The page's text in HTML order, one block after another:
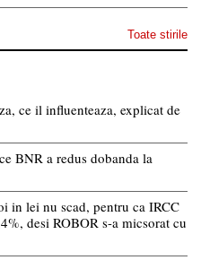
Toate stirile
ce il influenteaza, explicat de
BNR a redus dobanda la
in lei nu scad, pentru ca IRCC
desi ROBOR s-a micsorat cu